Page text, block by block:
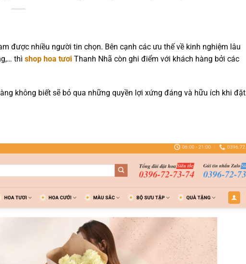
được nhiều người tin chọn. Bên cạnh các ưu thế về kinh nghiệm lâu
thì shop hoa tươi Thanh Nhã còn ghi điểm với khách hàng bởi các
không biết sẽ bỏ qua những quyền lợi xứng đáng và hữu ích khi đặt